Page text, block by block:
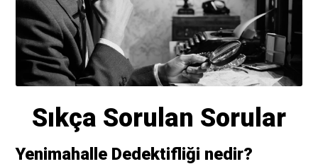
Sıkça Sorulan Sorular
Yenimahalle Dedektifliği nedir?